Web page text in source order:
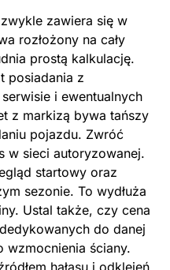
zawiera się w
rozłożony na cały
prostą kalkulację.
posiadania z
i ewentualnych
z markizą bywa tańszy
pojazdu. Zwróć
w sieci autoryzowanej.
startowy oraz
sezonie. To wydłuża
Ustal także, czy cena
do danej
ściany.
hałasu i odklejeń